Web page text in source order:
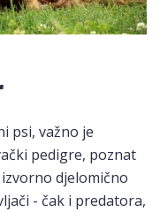
psi, važno je
pedigre, poznat
izvorno djelomično
- čak i predatora,